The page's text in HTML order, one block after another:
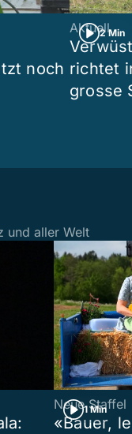
noch
2 Min
Aktuell
richtet
grosse
und aller Welt
1 Min
Neue Staffel
«Bauer,